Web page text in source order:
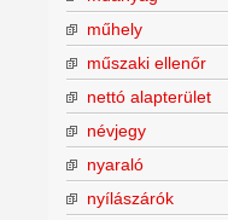
műhely
műszaki ellenőr
nettó alapterület
névjegy
nyaraló
nyílászárók